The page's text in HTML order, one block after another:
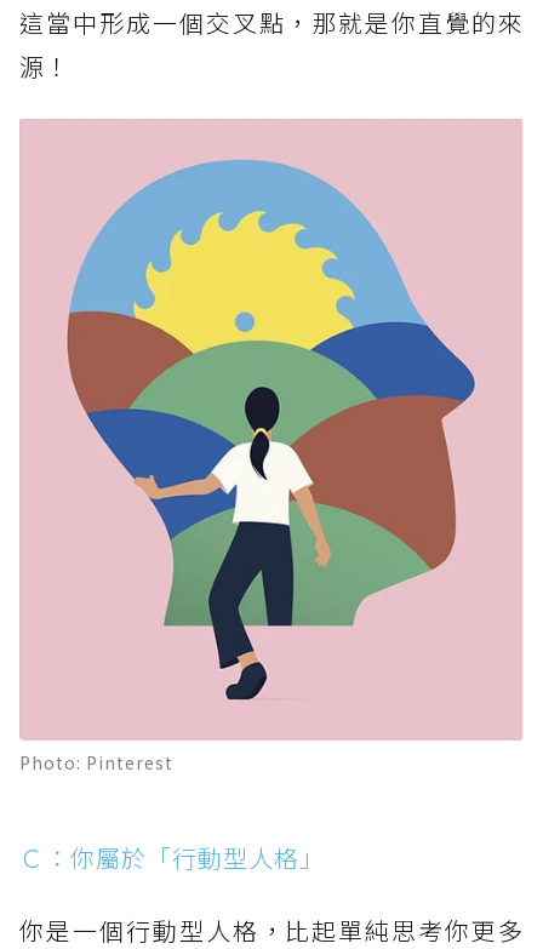
這當中形成一個交叉點，那就是你直覺的來
源！
Photo: Pinterest
Ｃ：你屬於「行動型人格」
你是一個行動型人格，比起單純思考你更多